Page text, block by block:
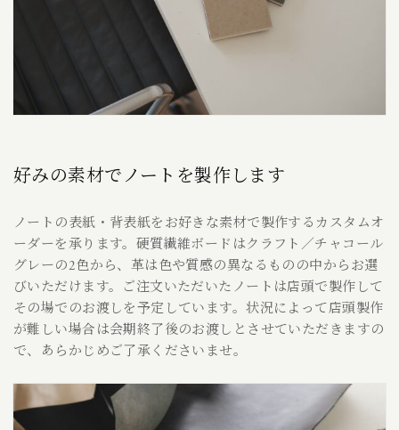
好みの素材でノートを製作します
ノートの表紙・背表紙をお好きな素材で製作するカスタムオ
ーダーを承ります。硬質繊維ボードはクラフト／チャコール
グレーの2色から、革は色や質感の異なるものの中からお選
びいただけます。ご注文いただいたノートは店頭で製作して
その場でのお渡しを予定しています。状況によって店頭製作
が難しい場合は会期終了後のお渡しとさせていただきますの
で、あらかじめご了承くださいませ。